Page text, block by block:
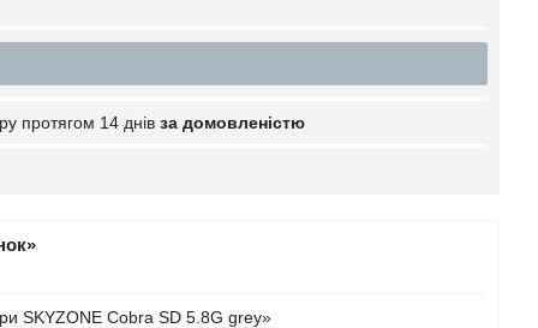
протягом 14 днів за домовленістю
SKYZONE Cobra SD 5.8G grey»